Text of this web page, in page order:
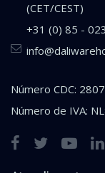
(CET/CEST)
+31 (0) 85 -
Número CDC:
Número de IVA: